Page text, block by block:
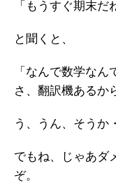
「もうすぐ期末だ
と聞くと、
「なんで数学な
さ、翻訳機あるか
う、うん、そうか
でもね、じゃあダ
ぞ。